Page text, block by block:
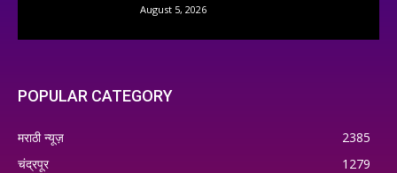
August 5, 2026
POPULAR CATEGORY
मराठी न्यूज़
2385
चंद्रपूर
1279